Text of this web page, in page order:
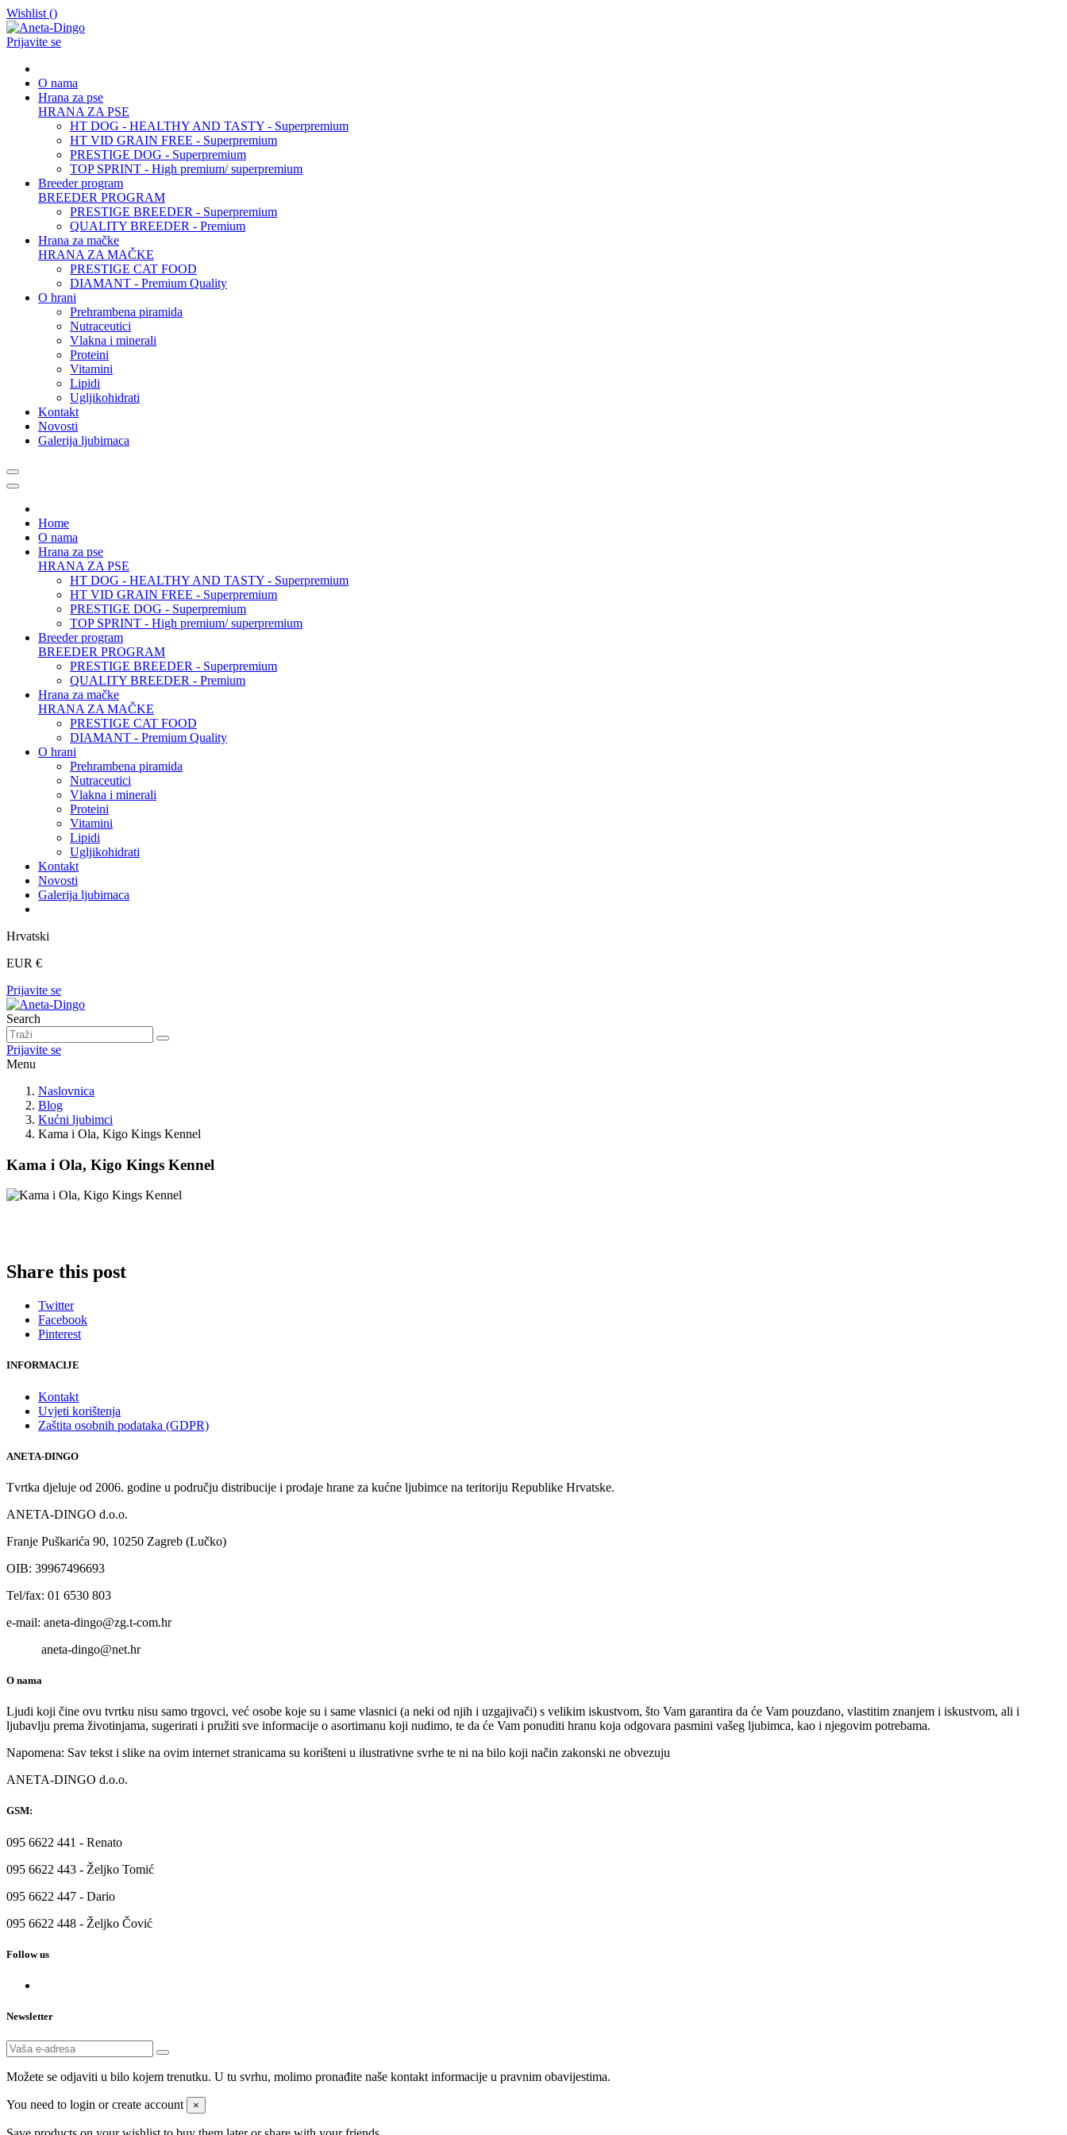
Wishlist ()
Prijavite se
O nama
Hrana za pse
HRANA ZA PSE
HT DOG - HEALTHY AND TASTY - Superpremium
HT VID GRAIN FREE - Superpremium
PRESTIGE DOG - Superpremium
TOP SPRINT - High premium/ superpremium
Breeder program
BREEDER PROGRAM
PRESTIGE BREEDER - Superpremium
QUALITY BREEDER - Premium
Hrana za mačke
HRANA ZA MAČKE
PRESTIGE CAT FOOD
DIAMANT - Premium Quality
O hrani
Prehrambena piramida
Nutraceutici
Vlakna i minerali
Proteini
Vitamini
Lipidi
Ugljikohidrati
Kontakt
Novosti
Galerija ljubimaca
Home
O nama
Hrana za pse
HRANA ZA PSE
HT DOG - HEALTHY AND TASTY - Superpremium
HT VID GRAIN FREE - Superpremium
PRESTIGE DOG - Superpremium
TOP SPRINT - High premium/ superpremium
Breeder program
BREEDER PROGRAM
PRESTIGE BREEDER - Superpremium
QUALITY BREEDER - Premium
Hrana za mačke
HRANA ZA MAČKE
PRESTIGE CAT FOOD
DIAMANT - Premium Quality
O hrani
Prehrambena piramida
Nutraceutici
Vlakna i minerali
Proteini
Vitamini
Lipidi
Ugljikohidrati
Kontakt
Novosti
Galerija ljubimaca
Hrvatski
EUR €
Prijavite se
Search
Prijavite se
Menu
Naslovnica
Blog
Kućni ljubimci
Kama i Ola, Kigo Kings Kennel
Kama i Ola, Kigo Kings Kennel
Share this post
Twitter
Facebook
Pinterest
INFORMACIJE
Kontakt
Uvjeti korištenja
Zaštita osobnih podataka (GDPR)
ANETA-DINGO
Tvrtka djeluje od 2006. godine u području distribucije i prodaje hrane za kućne ljubimce na teritoriju Republike Hrvatske.
ANETA-DINGO d.o.o.
Franje Puškarića 90, 10250 Zagreb (Lučko)
OIB: 39967496693
Tel/fax: 01 6530 803
e-mail: aneta-dingo@zg.t-com.hr
aneta-dingo@net.hr
O nama
Ljudi koji čine ovu tvrtku nisu samo trgovci, već osobe koje su i same vlasnici (a neki od njih i uzgajivači) s velikim iskustvom, što Vam garantira da će Vam pouzdano, vlastitim znanjem i iskustvom, ali i
ljubavlju prema životinjama, sugerirati i pružiti sve informacije o asortimanu koji nudimo, te da će Vam ponuditi hranu koja odgovara pasmini vašeg ljubimca, kao i njegovim potrebama.
Napomena: Sav tekst i slike na ovim internet stranicama su korišteni u ilustrativne svrhe te ni na bilo koji način zakonski ne obvezuju
ANETA-DINGO d.o.o.
GSM:
095 6622 441 - Renato
095 6622 443 - Željko Tomić
095 6622 447 - Dario
095 6622 448 - Željko Čović
Follow us
Newsletter
Možete se odjaviti u bilo kojem trenutku. U tu svrhu, molimo pronađite naše kontakt informacije u pravnim obavijestima.
You need to login or create account ×